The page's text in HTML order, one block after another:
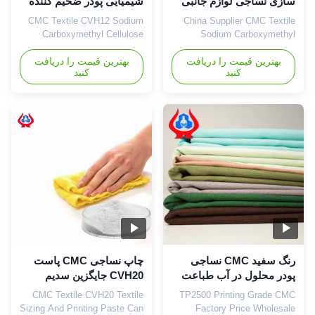
رنگ بندی نساجی
China Supplier CMC Textile
Sodium Carboxymethyl
Cellulose TP1000 CMC Dying
Auxiliaries Industry 1. Product
description Natural cellulose
is the most widely distributed
polysaccharide in nature, and
its sources are very rich. The
current modification
technology of cellulose mainly
...
بهترین قیمت را دریافت
کنید
نساجی بی بو
CMC Textile CVH12 Sodium
Carboxymethyl Cellulose
(CMC) China Supplier CVH12
1. Product description
Carboxymethylcellulose
(CMC) is a non-toxic, odorless
easily soluble in water. Its
aqueous solution is a neutral
or alkaline transparent
viscous ...
بهترین قیمت را دریافت
کنید
رنگ سفید CMC نساجی
پودر محلول در آب طباعت
نساجی درجه CMC
TP2500 Printing Grade CMC
Factory Price Wholesale
چاپ نساجی CMC پاست
CVH20 جایگزین سدیم
آلجینات ضخیم کننده
CMC Textile CVH20 Textile
Sizing And Printing Paste Can